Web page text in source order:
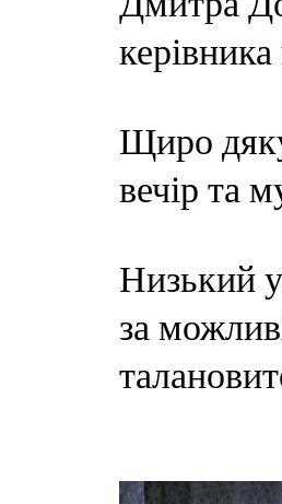
Щиро
вечір та
Низький
за